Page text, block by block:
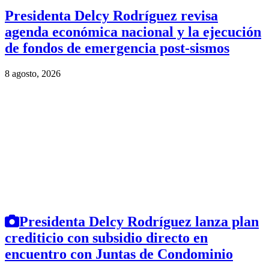
Presidenta Delcy Rodríguez revisa
agenda económica nacional y la ejecución
de fondos de emergencia post-sismos
8 agosto, 2026
Presidenta Delcy Rodríguez lanza plan
crediticio con subsidio directo en
encuentro con Juntas de Condominio